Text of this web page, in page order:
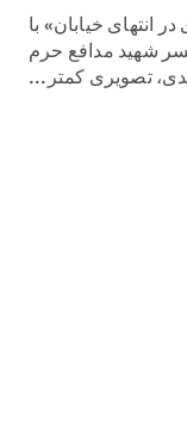
انتهای خیابان» با
شهید مدافع حرم
تصویری کمتر...